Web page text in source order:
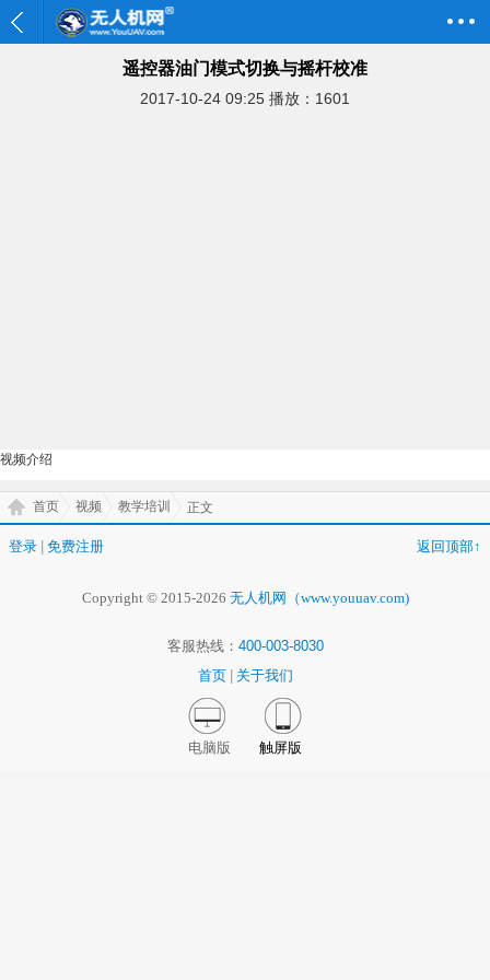
遥控器油门模式切换与摇杆校准
2017-10-24 09:25 播放：1601
视频介绍
首页 视频 教学培训 正文
登录 免费注册 返回顶部↑
Copyright © 2015-2026 无人机网（www.youuav.com)
客服热线： 400-003-8030
首页
关于我们
电脑版 触屏版